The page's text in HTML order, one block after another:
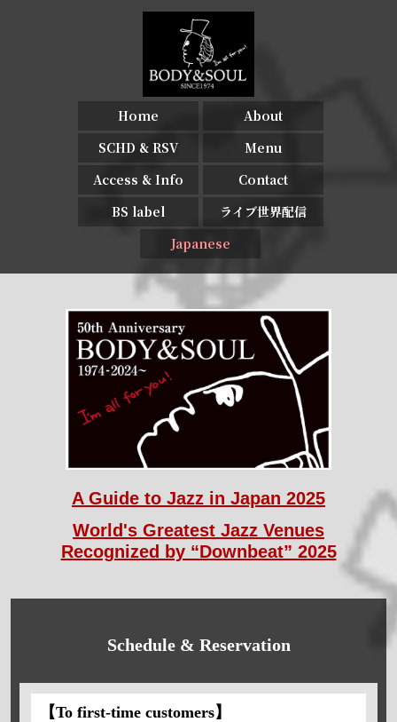
Home
About
SCHD & RSV
Menu
Access & Info
Contact
BS label
ライブ世界配信
Japanese
A Guide to Jazz in Japan 2025
World's Greatest Jazz Venues
Recognized by “Downbeat” 2025
Schedule & Reservation
【To first-time customers】